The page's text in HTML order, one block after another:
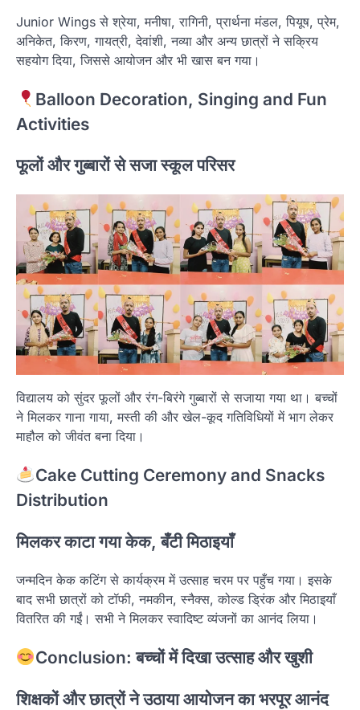
Junior Wings से श्रेया, मनीषा, रागिनी, प्रार्थना मंडल, पियूष, प्रेम,
अनिकेत, किरण, गायत्री, देवांशी, नव्या और अन्य छात्रों ने सक्रिय
सहयोग दिया, जिससे आयोजन और भी खास बन गया।
Balloon Decoration, Singing and Fun
Activities
फूलों और गुब्बारों से सजा स्कूल परिसर
विद्यालय को सुंदर फूलों और रंग-बिरंगे गुब्बारों से सजाया गया था। बच्चों
ने मिलकर गाना गाया, मस्ती की और खेल-कूद गतिविधियों में भाग लेकर
माहौल को जीवंत बना दिया।
Cake Cutting Ceremony and Snacks
Distribution
मिलकर काटा गया केक, बँटी मिठाइयाँ
जन्मदिन केक कटिंग से कार्यक्रम में उत्साह चरम पर पहुँच गया। इसके
बाद सभी छात्रों को टॉफी, नमकीन, स्नैक्स, कोल्ड ड्रिंक और मिठाइयाँ
वितरित की गईं। सभी ने मिलकर स्वादिष्ट व्यंजनों का आनंद लिया।
Conclusion: बच्चों में दिखा उत्साह और खुशी
शिक्षकों और छात्रों ने उठाया आयोजन का भरपूर आनंद